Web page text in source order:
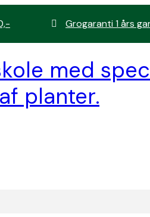
Grogaranti 1 års
med
planter.